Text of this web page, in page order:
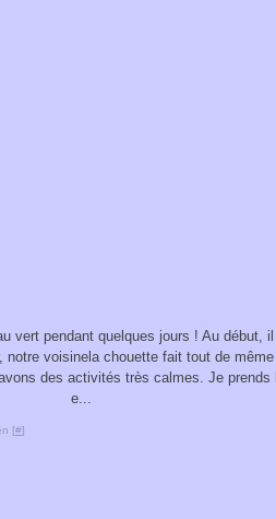
vert pendant quelques jours ! Au début,
notre voisinela chouette fait tout de
des activités très calmes. Je prends
e...
[#]